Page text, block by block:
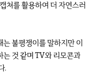
쳐를 활용하여 더 자연스러
불평쟁이를 말하지만 이
는 것 같며 TV와 리모콘과
.